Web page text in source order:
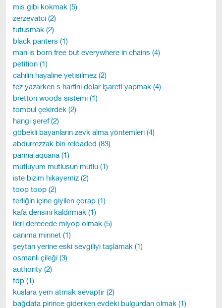
mis gibi kokmak (5)
zerzevatci (2)
tutusmak (2)
black panters (1)
man is born free but everywhere in chains (4)
petition (1)
cahilin hayaline yetisilmez (2)
tez yazarken s harfini dolar işareti yapmak (4)
bretton woods sistemi (1)
tombul çekirdek (2)
hangi şeref (2)
göbekli bayanların zevk alma yöntemleri (4)
abdurrezzak bin reloaded (83)
panna aquana (1)
mutluyum mutlusun mutlu (1)
iste bizim hikayemiz (2)
toop toop (2)
terliğin içine giyilen çorap (1)
kafa derisini kaldırmak (1)
ileri derecede miyop olmak (5)
canıma minnet (1)
şeytan yerine eski sevgiliyi taşlamak (1)
osmanlı çileği (3)
authority (2)
tdp (1)
kuslara yem atmak sevaptir (2)
bağdata pirince giderken evdeki bulgurdan olmak (1)